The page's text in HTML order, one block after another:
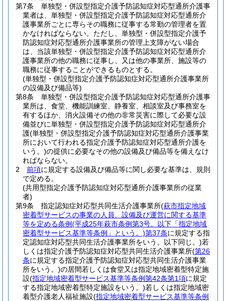
第7条
単独型・併設型指定介護予防認知症対応型通所介護事
業者は、単独型・併設型指定介護予防認知症対応型通所介
護事業所ごとに専らその職務に従事する常勤の管理者を置
かなければならない。 ただし、単独型・併設型指定介護予
防認知症対応型通所介護事業所の管理上支障がない場合
は、当該単独型・併設型指定介護予防認知症対応型通所介
護事業所の他の職務に従事し、又は他の事業所、施設等の
職務に従事することができるものとする。
(単独型・併設型指定介護予防認知症対応型通所介護事業所
の設備及び備品等)
第8条
単独型・併設型指定介護予防認知症対応型通所介護事
業所は、食堂、機能訓練室、静養室、相談室及び事務室を
有するほか、消火設備その他の非常災害に際して必要な設
備並びに単独型・併設型指定介護予防認知症対応型通所介
護(単独型・併設型指定介護予防認知症対応型通所介護事業
所において行われる指定介護予防認知症対応型通所介護を
いう。)の提供に必要なその他の設備及び備品等を備えなけ
ればならない。
2
前項に規定する設備及び備品等に関し必要な基準は、規則
で定める。
(共用型指定介護予防認知症対応型通所介護事業所の従業
者)
第9条
指定認知症対応型共同生活介護事業所(萩市指定地域
密着型サービスの事業の人員、設備及び運営に関する基準
等を定める条例(平成25年萩市条例第3号。以下「指定地域
密着型サービス基準等条例」という。)第37条に規定する指
定認知症対応型共同生活介護事業所をいう。以下同じ。)若
しくは指定介護予防認知症対応型共同生活介護事業所(第26
条に規定する指定介護予防認知症対応型共同生活介護事業
所をいう。)の居間若しくは食堂又は指定地域密着型特定施
設(指定地域密着型サービス基準等条例第42条第1項に規定
する指定地域密着型特定施設をいう。)若しくは指定地域密
着型介護老人福祉施設(指定地域密着型サービス基準等条例